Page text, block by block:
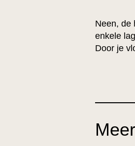
Neen, de
enkele
Door je